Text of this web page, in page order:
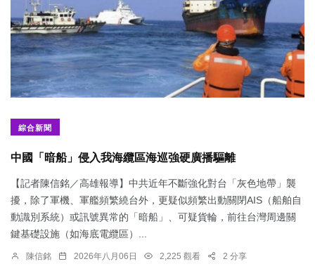
綜合新聞
中國「暗船」侵入我海纜區海巡強硬廣播驅離
【記者陳信銘／高雄報導】中共近年不斷強化對台「灰色地帶」襲
擾，除了軍機、軍艦頻繁繞台外，更疑似頻繁出動關閉AIS（船舶自
動識別系統）或訊號異常的「暗船」、可疑貨輪，前往台灣周邊關
鍵基礎設施（如海底電纜區）...
陳信銘 2026年八月06日 2,225 觀看 2 分享